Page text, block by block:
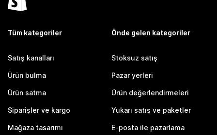
Tüm kategoriler
Satış kanalları
Ürün bulma
Ürün satma
Siparişler ve kargo
Mağaza tasarımı
Önde gelen kategoriler
Stoksuz satış
Pazar yerleri
Ürün değerlendirmeleri
Yukarı satış ve paketler
E-posta ile pazarlama